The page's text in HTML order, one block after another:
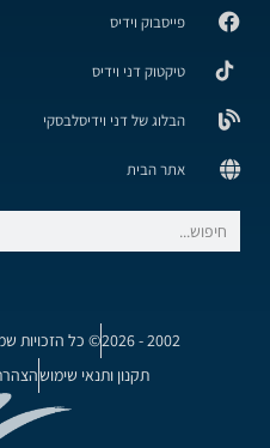
פייסבוק וידיס
טיקטוק דני וידיס
הבלוג של דני וידיסלבסקי
אתר הבית
2002 - 2026 © כל הזכויות
תקנון ותנאי שימוש